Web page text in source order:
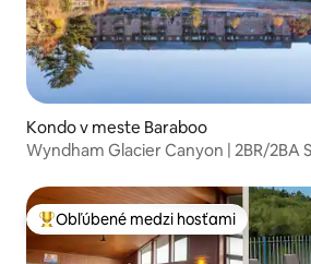
Kondo v meste Baraboo
Wyndham Glacier Canyon | 2BR/2BA
Najobľúbenejšie medzi hosťami
Obľúbené medzi hosťami